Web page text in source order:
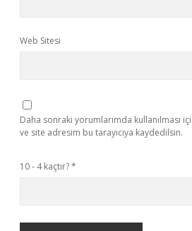
Web Sitesi
Daha sonraki yorumlarımda kullanılması
ve site adresim bu tarayıcıya kaydedilsin.
10 - 4 kaçtır?*